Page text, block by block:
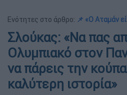
Ενότητες στο άρθρο: 📌 «Ο Αταμάν
Σλούκας: «Να πας
Ολυμπιακό στον
να πάρεις την
καλύτερη ιστορία»